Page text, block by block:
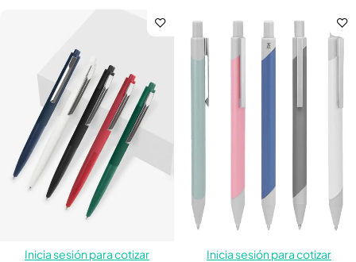
Inicia sesión para cotizar
Inicia sesión para cotizar